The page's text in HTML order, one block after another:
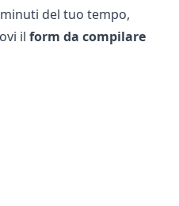
del tuo tempo,
il form da compilare